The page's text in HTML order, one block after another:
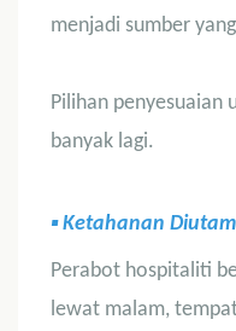
menjadi sumber
Pilihan
banyak lagi.
▪ Ketahanan
Perabot hospitaliti
lewat malam,